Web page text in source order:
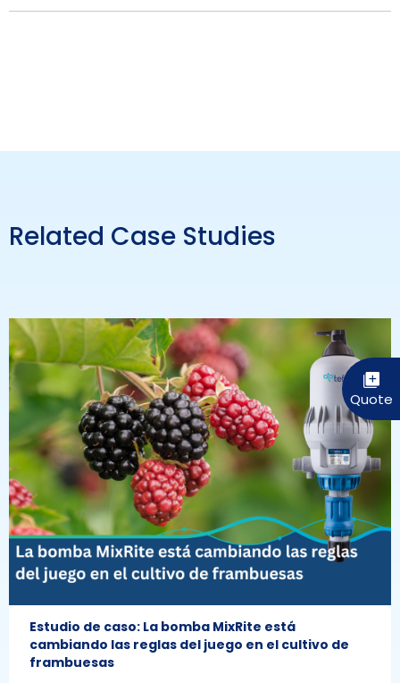
Related Case Studies
Estudio de caso: La bomba MixRite está
cambiando las reglas del juego en el cultivo de
frambuesas